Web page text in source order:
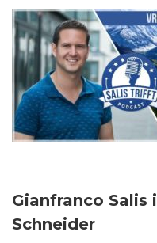
Gianfranco Salis
Schneider